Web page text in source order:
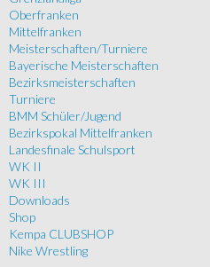
Oberfranken
Mittelfranken
Meisterschaften/Turniere
Bayerische Meisterschaften
Bezirksmeisterschaften
Turniere
BMM Schüler/Jugend
Bezirkspokal Mittelfranken
Landesfinale Schulsport
WK II
WK III
Downloads
Shop
Kempa CLUBSHOP
Nike Wrestling